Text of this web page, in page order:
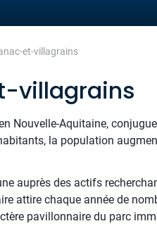
et-villagrains
villagrains
Nouvelle-Aquitaine,
la population
auprès des actifs
attire chaque année de
pavillonnaire du parc